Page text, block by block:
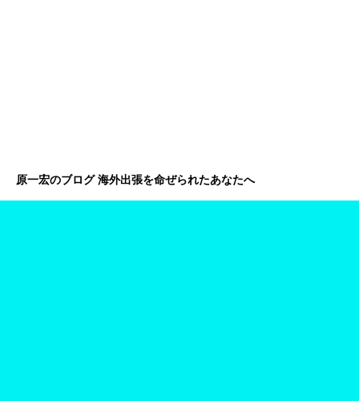
原一宏のブログ 海外出張を命ぜられたあなたへ